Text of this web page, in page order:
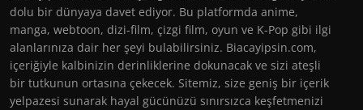
dolu bir dünyaya davet ediyor. Bu platformda anime,
manga, webtoon, dizi-film, çizgi film, oyun ve K-Pop gibi ilgi
alanlarınıza dair her şeyi bulabilirsiniz. Biacayipsin.com,
içeriğiyle kalbinizin derinliklerine dokunacak ve sizi ateşli
bir tutkunun ortasına çekecek. Sitemiz, size geniş bir içerik
yelpazesi sunarak hayal gücünüzü sınırsızca keşfetmenizi